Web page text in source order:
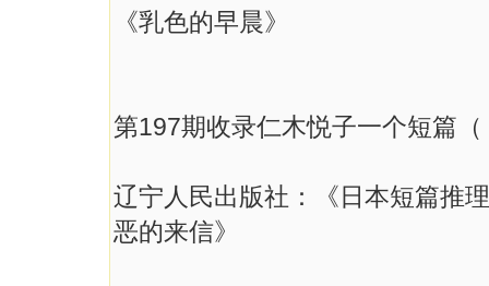
《乳色的早晨》
第197期收录仁木悦子一个短篇（
辽宁人民出版社：《日本短篇推
恶的来信》